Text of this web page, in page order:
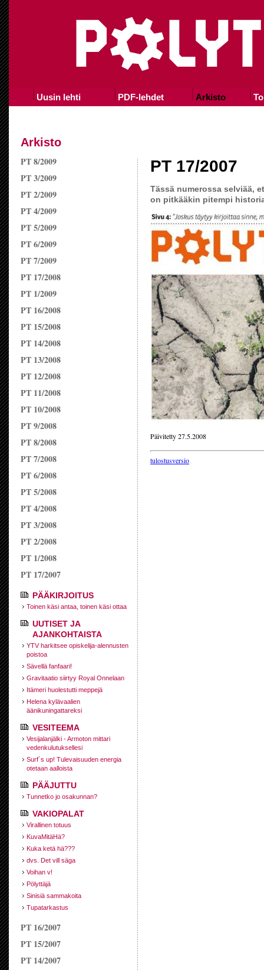
Uusin lehti PDF-lehdet Arkisto
Arkisto
PT 8/2009
PT 3/2009
PT 2/2009
PT 4/2009
PT 5/2009
PT 6/2009
PT 7/2009
PT 17/2008
PT 1/2009
PT 16/2008
PT 15/2008
PT 14/2008
PT 13/2008
PT 12/2008
PT 11/2008
PT 10/2008
PT 9/2008
PT 8/2008
PT 7/2008
PT 6/2008
PT 5/2008
PT 4/2008
PT 3/2008
PT 2/2008
PT 1/2008
PT 17/2007
PÄÄKIRJOITUS
Toinen käsi antaa, toinen käsi ottaa
UUTISET JA
AJANKOHTAISTA
YTV harkitsee opiskelija-alennusten
poistoa
Sävellä fanfaari!
Gravitaatio siirtyy Royal Onnelaan
Itämeri huolestutti meppejä
Helena kylävaalien
äänikuningattareksi
VESITEEMA
Vesijalanjälki - Armoton mittari
vedenkulutuksellesi
Surf´s up! Tulevaisuuden energia
otetaan aalloista
PÄÄJUTTU
Tunnetko jo osakunnan?
VAKIOPALAT
Virallinen totuus
KuvaMitäHä?
Kuka ketä hä???
dvs. Det vill säga
Voihan v!
Pölyttäjä
Sinisiä sammakoita
Tupatarkastus
PT 16/2007
PT 15/2007
PT 14/2007
PT 17/2007
Tässä numerossa selviää,
on pitkääkin pitempi
Päivitetty 27.5.2008
tulostusversio